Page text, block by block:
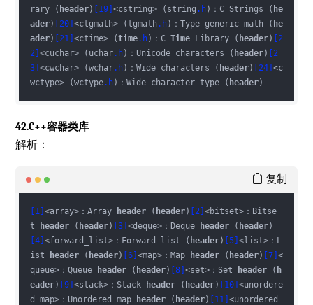
rary ( header) [19] <cstring> (string .h)：C Strings ( he
ader) [20] <ctgmath> (tgmath .h)：Type-generic math ( he
ader) [21] <ctime> (time.h)：C Time Library ( header)
[2
2] <cuchar> (uchar.h)：Unicode characters ( header)
[2
3] <cwchar> (wchar.h)：Wide characters ( header) [24] <c
wctype> (wctype.h)：Wide character type ( header)
42.C++容器类库
解析：
[1] <array>：Array header ( header) [2] <bitset>：Bitse
t
header ( header) [3] <deque>：Deque header ( header)
[4] <forward_list>：Forward list ( header) [5] <list>：L
ist
header ( header) [6] <map>：Map header ( header) [7] <
queue>：Queue
header ( header) [8] <set>：Set header ( h
eader) [9] <stack>：Stack header ( header) [10] <unordere
d_map>：Unordered map
header ( header) [11] <unordered_
复制